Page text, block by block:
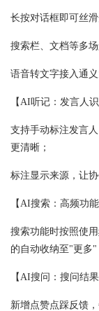
长按对话框即可丝
搜索栏、文档等多
语音转文字接入通
【AI听记：发言人识
支持手动标注发言
更清晰；
标注显示来源，让
【AI搜索：高频功
搜索功能时按照使
的自动收纳至"更多"
【AI搜问：搜问结
新增点赞点踩反馈